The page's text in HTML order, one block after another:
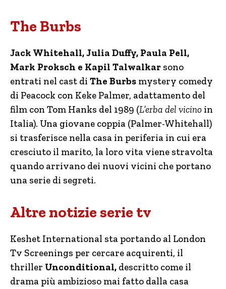
The Burbs
Jack Whitehall, Julia Duffy, Paula Pell,
Mark Proksch e Kapil Talwalkar sono
entrati nel cast di The Burbs mystery comedy
di Peacock con Keke Palmer, adattamento del
film con Tom Hanks del 1989 (L’erba del vicino in
Italia). Una giovane coppia (Palmer-Whitehall)
si trasferisce nella casa in periferia in cui era
cresciuto il marito, la loro vita viene stravolta
quando arrivano dei nuovi vicini che portano
una serie di segreti.
Altre notizie serie tv
Keshet International sta portando al London
Tv Screenings per cercare acquirenti, il
thriller Unconditional, descritto come il
drama più ambizioso mai fatto dalla casa